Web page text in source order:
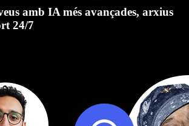
amb IA més avançades, arxius
24/7